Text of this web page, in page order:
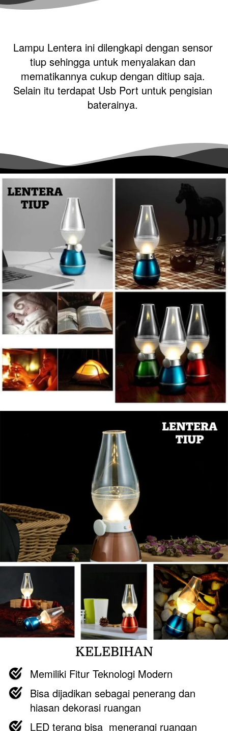
Lampu Lentera ini dilengkapi dengan sensor
tiup sehingga untuk menyalakan dan
mematikannya cukup dengan ditiup saja.
Selain itu terdapat Usb Port untuk pengisian
baterainya.
KELEBIHAN
Memiliki Fitur Teknologi Modern
Bisa dijadikan sebagai penerang dan
hiasan dekorasi ruangan
LED terang bisa  menerangi ruangan